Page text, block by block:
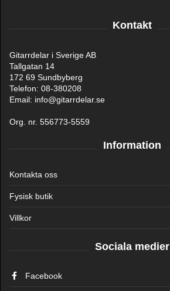
Kontakt
Gitarrdelar i Sverige AB
Tallgatan 14
172 69 Sundbyberg
Telefon: 08-380208
Email: info@gitarrdelar.se
Org. nr. 556773-5559
Information
Kontakta oss
Fysisk butik
Villkor
Sociala medier
Facebook